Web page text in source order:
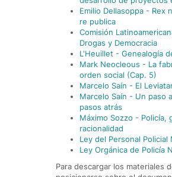
Emilio Dellasoppa - Rex
re publica
Comisión
Drogas y Democracia
L'Heuillet - Genealogía
Mark Neocleous - La
orden social (Cap. 5)
Marcelo Saín - El
Marcelo Saín - Un paso
pasos atrás
Máximo Sozzo - Policía,
racionalidad
Ley del Personal Policial
Ley Orgánica de Policía
Para descargar los materiales